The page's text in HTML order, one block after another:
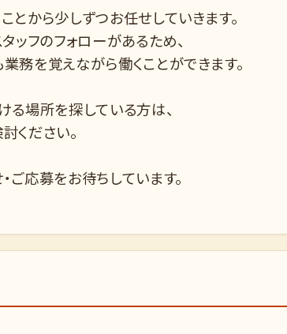
とから少しずつお任せしていきます。
ッフのフォローがあるため、
務を覚えながら働くことができます。
る場所を探している方は、
ください。
ご応募をお待ちしています。